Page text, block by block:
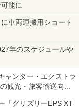
能に
車両運搬用ショート
年のスケジュールや
ャンター・エクストラ
観光・旅客輸送向け
「グリズリーEPS XT-